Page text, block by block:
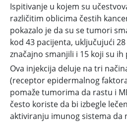
Ispitivanje u kojem su
različitim oblicima čestih
pokazalo je da su se tumori
kod 43 pacijenta, uključujući
značajno smanjili i 15 koji su
Ova injekcija deluje na tri
(receptor epidermalnog
pomaže tumorima da rastu i
često koriste da bi izbegle
aktiviranju imunog sistema da